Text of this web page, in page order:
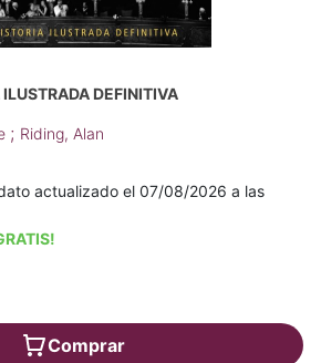
DEFINITIVA
; Riding, Alan
actualizado el 07/08/2026 a las
Comprar